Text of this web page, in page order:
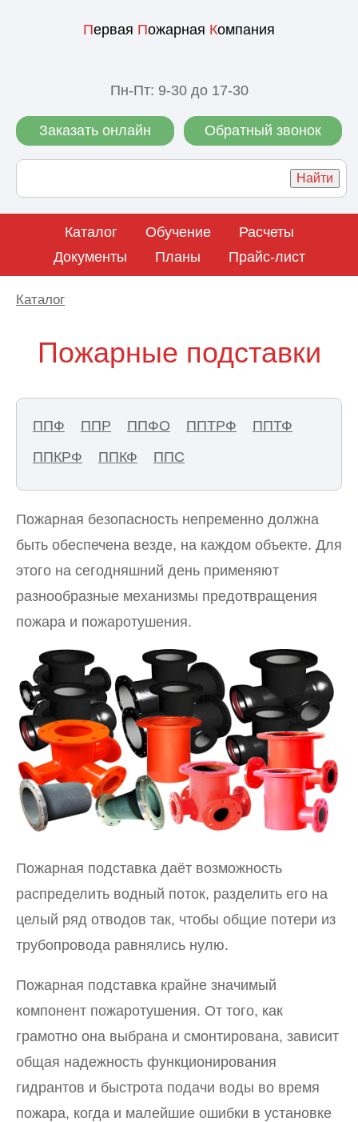
Первая Пожарная Компания
Пн-Пт: 9-30 до 17-30
Заказать онлайн Обратный звонок
Каталог Обучение
Расчеты
Документы
Планы Прайс-лист
Каталог
Пожарные подставки
ППФ ППР ППФО ППТРФ
ППТФ
ППКРФ
ППКФ ППС
Пожарная безопасность непременно должна
быть обеспечена везде, на каждом объекте. Для
этого на сегодняшний день применяют
разнообразные механизмы предотвращения
пожара и пожаротушения.
Пожарная подставка даёт возможность
распределить водный поток, разделить его на
целый ряд отводов так, чтобы общие потери из
трубопровода равнялись нулю.
Пожарная подставка крайне значимый
компонент пожаротушения. От того, как
грамотно она выбрана и смонтирована, зависит
общая надежность функционирования
гидрантов и быстрота подачи воды во время
пожара, когда и малейшие ошибки в установке